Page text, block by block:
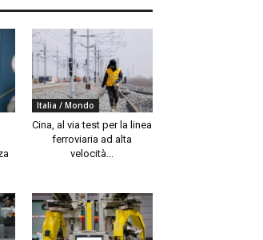
Italia / Mondo
Cina, al via test per la linea
ferroviaria ad alta
velocità...